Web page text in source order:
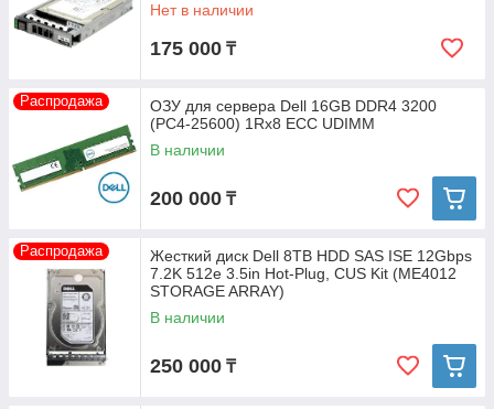
Нет в наличии
175 000 ₸
Распродажа
ОЗУ для сервера Dell 16GB DDR4 3200
(PC4-25600) 1Rx8 ECC UDIMM
В наличии
200 000 ₸
Распродажа
Жесткий диск Dell 8TB HDD SAS ISE 12Gbps
7.2K 512e 3.5in Hot-Plug, CUS Kit (ME4012
STORAGE ARRAY)
В наличии
250 000 ₸